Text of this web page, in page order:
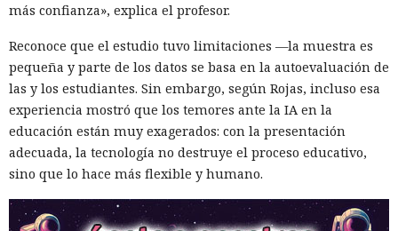
más confianza», explica el profesor.
Reconoce que el estudio tuvo limitaciones —la muestra es
pequeña y parte de los datos se basa en la autoevaluación de
las y los estudiantes. Sin embargo, según Rojas, incluso esa
experiencia mostró que los temores ante la IA en la
educación están muy exagerados: con la presentación
adecuada, la tecnología no destruye el proceso educativo,
sino que lo hace más flexible y humano.